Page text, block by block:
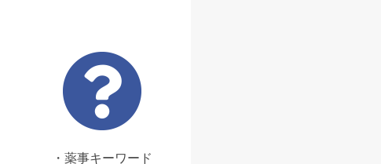
・薬事キーワード